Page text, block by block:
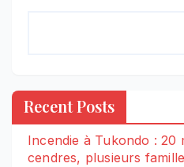
Recent Posts
Incendie à Tukondo : 20
cendres, plusieurs